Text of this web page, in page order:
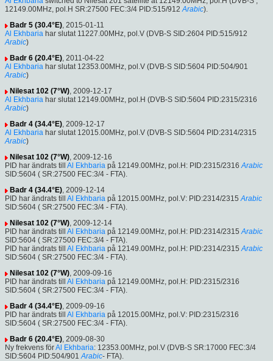
12149.00MHz, pol.H SR:27500 FEC:3/4 PID:515/912 Arabic).
Badr 5 (30.4°E), 2015-01-11
Al Ekhbaria har slutat 11227.00MHz, pol.V (DVB-S SID:2604 PID:515/912
Arabic)
Badr 6 (20.4°E), 2011-04-22
Al Ekhbaria har slutat 12353.00MHz, pol.V (DVB-S SID:5604 PID:504/901
Arabic)
Nilesat 102 (7°W), 2009-12-17
Al Ekhbaria har slutat 12149.00MHz, pol.H (DVB-S SID:5604 PID:2315/2316
Arabic)
Badr 4 (34.4°E), 2009-12-17
Al Ekhbaria har slutat 12015.00MHz, pol.V (DVB-S SID:5604 PID:2314/2315
Arabic)
Nilesat 102 (7°W), 2009-12-16
PID har ändrats till Al Ekhbaria på 12149.00MHz, pol.H: PID:2315/2316 Arabic
SID:5604 ( SR:27500 FEC:3/4 - FTA).
Badr 4 (34.4°E), 2009-12-14
PID har ändrats till Al Ekhbaria på 12015.00MHz, pol.V: PID:2314/2315 Arabic
SID:5604 ( SR:27500 FEC:3/4 - FTA).
Nilesat 102 (7°W), 2009-12-14
PID har ändrats till Al Ekhbaria på 12149.00MHz, pol.H: PID:2314/2315 Arabic
SID:5604 ( SR:27500 FEC:3/4 - FTA).
PID har ändrats till Al Ekhbaria på 12149.00MHz, pol.H: PID:2314/2315 Arabic
SID:5604 ( SR:27500 FEC:3/4 - FTA).
Nilesat 102 (7°W), 2009-09-16
PID har ändrats till Al Ekhbaria på 12149.00MHz, pol.H: PID:2315/2316
SID:5604 ( SR:27500 FEC:3/4 - FTA).
Badr 4 (34.4°E), 2009-09-16
PID har ändrats till Al Ekhbaria på 12015.00MHz, pol.V: PID:2315/2316
SID:5604 ( SR:27500 FEC:3/4 - FTA).
Badr 6 (20.4°E), 2009-08-30
Ny frekvens förAl Ekhbaria: 12353.00MHz, pol.V (DVB-S SR:17000 FEC:3/4
SID:5604 PID:504/901 Arabic- FTA).